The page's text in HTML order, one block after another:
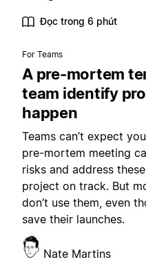
Đọc trong 6 phút
For Teams
A pre-mortem
team identify
happen
Teams can’t expect
pre-mortem meeting
risks and address
project on track. But
don’t use them, even
save their launches.
Nate Martins